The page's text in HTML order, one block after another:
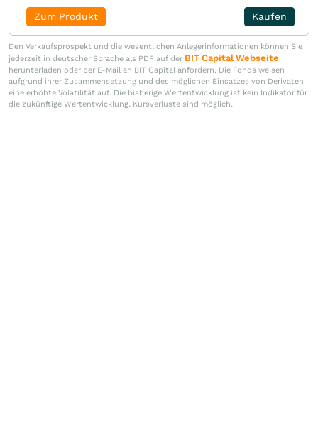
Kaufen
Zum Produkt
Den Verkaufsprospekt und die wesentlichen Anlegerinformationen können Sie
jederzeit in deutscher Sprache als PDF auf der BIT Capital Webseite
herunterladen oder per E-Mail an BIT Capital anfordern. Die Fonds weisen
aufgrund ihrer Zusammensetzung und des möglichen Einsatzes von Derivaten
eine erhöhte Volatilität auf. Die bisherige Wertentwicklung ist kein Indikator für
die zukünftige Wertentwicklung. Kursverluste sind möglich.